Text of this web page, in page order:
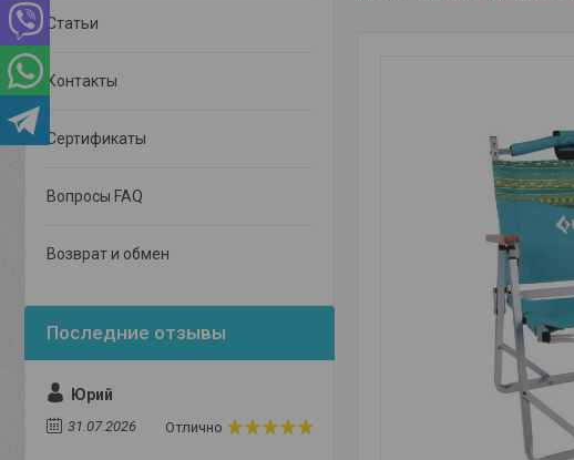
Статьи
Контакты
Сертификаты
Вопросы FAQ
Возврат и обмен
Юрий
31.07.2026 Отлично